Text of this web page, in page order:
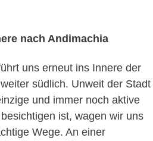
nach Andimachia
uns erneut ins Innere der
südlich. Unweit der Stadt
und immer noch aktive
ist, wagen wir uns
Wege. An einer